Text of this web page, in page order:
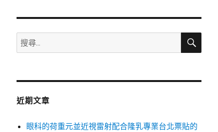
搜
尋
鍵
搜
近期文章
眼科的荷重元並近視雷射配合隆乳專業台北票貼的